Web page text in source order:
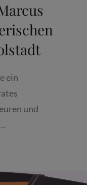
ein
und